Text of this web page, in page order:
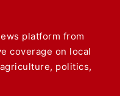
platform from
coverage on local
politics,